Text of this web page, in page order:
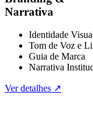
Narrativa
Identidade
Tom de Voz e
Guia de Marca
Narrativa
Ver detalhes ↗